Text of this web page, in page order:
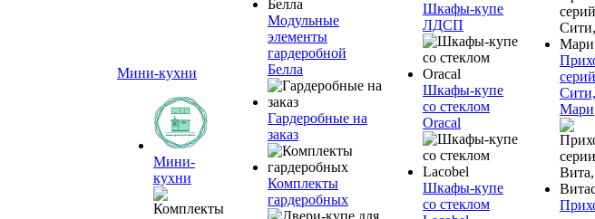
Мини-кухни
Мини-
кухни
Модульные
элементы
гардеробной
Белла
Гардеробные на
заказ
Комплекты
гардеробных
Шкафы-купе
ЛДСП
Шкафы-купе
со стеклом
Oracal
Шкафы-купе
со стеклом
Сити,
Мари